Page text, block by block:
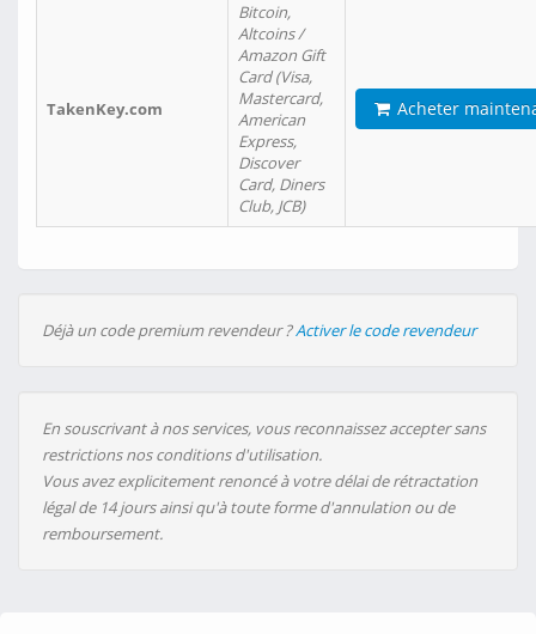
TakenKey.com
Bitcoin,
Altcoins /
Amazon Gift
Card (Visa,
Mastercard,
American
Express,
Discover
Card, Diners
Club, JCB)
Acheter
Déjà un code premium revendeur ?Activer le code revendeur
En souscrivant à nos services, vous reconnaissez accepter sans
restrictions nos conditions d'utilisation.
Vous avez explicitement renoncé à votre délai de rétractation
légal de 14 jours ainsi qu'à toute forme d'annulation ou de
remboursement.